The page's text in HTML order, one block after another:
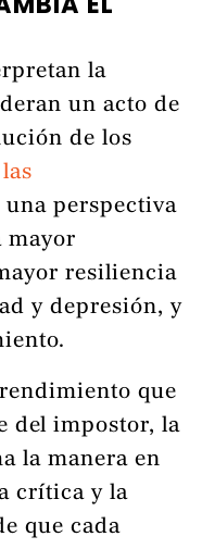
la
un acto de
de los
las
una perspectiva
mayor
resiliencia
y depresión, y
que
del impostor, la
la manera en
crítica y la
que cada